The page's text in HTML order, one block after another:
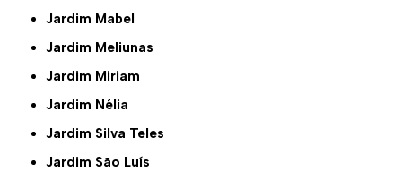
Jardim Mabel
Jardim Meliunas
Jardim Miriam
Jardim Nélia
Jardim Silva Teles
Jardim São Luís